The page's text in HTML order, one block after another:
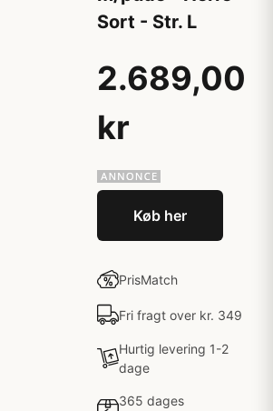
Sort - Str. L
2.689,00
kr
Køb her
PrisMatch
Fri fragt over kr. 349
Hurtig levering 1-2
dage
365 dages